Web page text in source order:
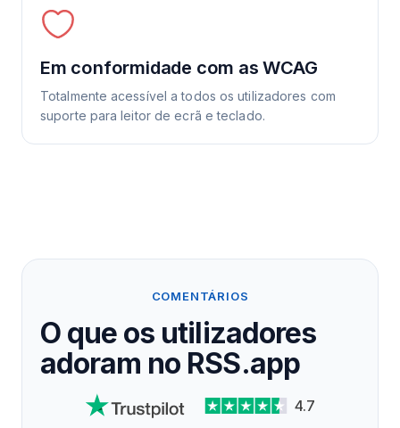
Em conformidade com as WCAG
Totalmente acessível a todos os utilizadores com
suporte para leitor de ecrã e teclado.
COMENTÁRIOS
O que os utilizadores
adoram no RSS.app
4.7